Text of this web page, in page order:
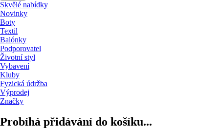
Skvělé nabídky
Novinky
Boty
Textil
Balónky
Podporovatel
Životní styl
Vybavení
Kluby
Fyzická údržba
Výprodej
Značky
Probíhá přidávání do košíku...